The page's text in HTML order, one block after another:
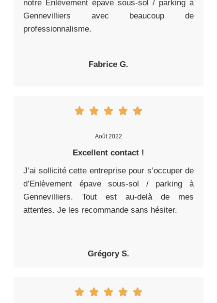
notre Enlèvement épave sous-sol / parking à
Gennevilliers avec beaucoup de
professionnalisme.
Fabrice G.
Août 2022
Excellent contact !
J’ai sollicité cette entreprise pour s’occuper de
d’Enlèvement épave sous-sol / parking à
Gennevilliers. Tout est au-delà de mes
attentes. Je les recommande sans hésiter.
Grégory S.